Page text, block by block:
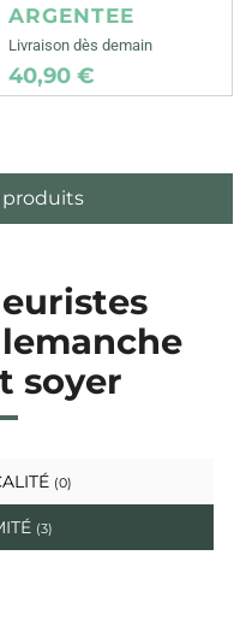
ARGENTEE
Livraison dès demain
40,90 €
produits
soyer
(0)
(3)